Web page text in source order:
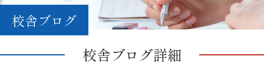
校舎ブログ
校舎ブログ詳細